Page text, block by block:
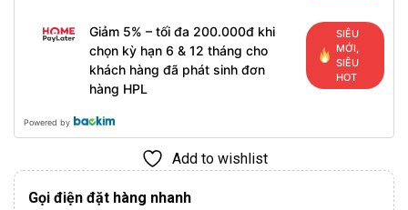
Giảm 5% – tối đa 200.000đ khi
chọn kỳ hạn 6 & 12 tháng cho
khách hàng đã phát sinh đơn
hàng HPL
SIÊU
MỚI,
SIÊU
HOT
Powered by
Add to wishlist
Gọi điện đặt hàng nhanh